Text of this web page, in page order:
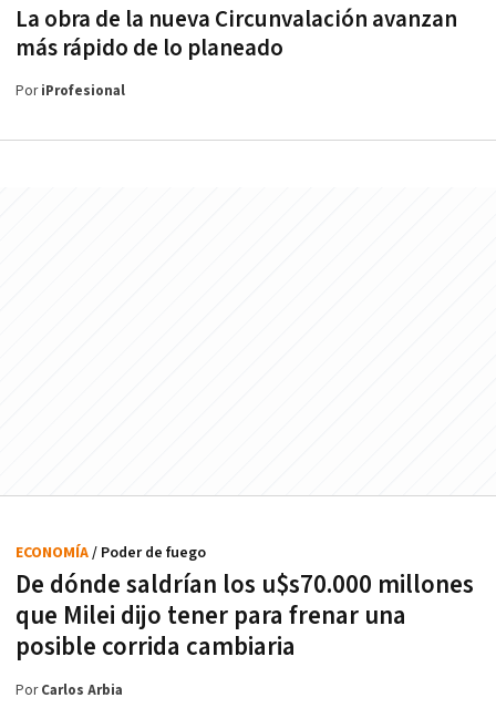
La obra de la nueva Circunvalación avanzan
más rápido de lo planeado
PoriProfesional
De dónde saldrían los u$s70.000 millones
que Milei dijo tener para frenar una
posible corrida cambiaria
ECONOMÍA/ Poder de fuego
PorCarlos Arbia